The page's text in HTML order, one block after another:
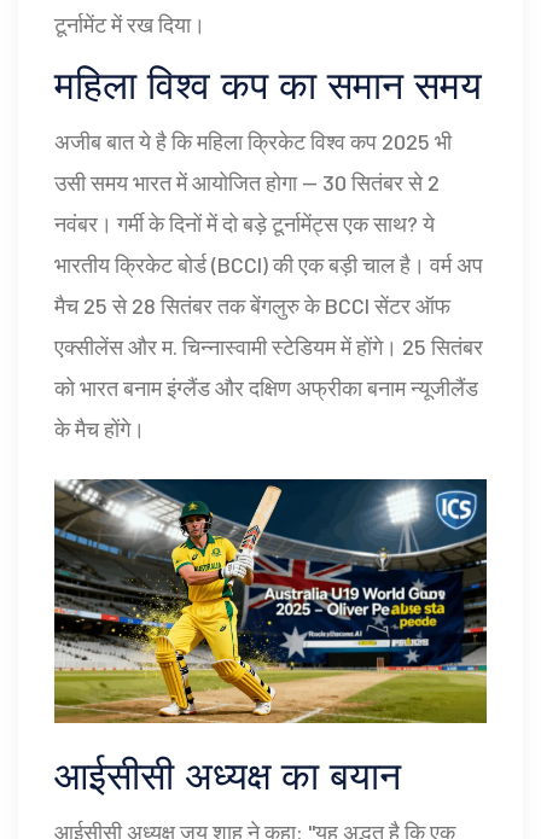
टूर्नामेंट में रख दिया।
महिला विश्व कप का समान समय
अजीब बात ये है किमहिला क्रिकेट विश्व कप 2025 भी
उसी समय भारत में आयोजित होगा — 30 सितंबर से 2
नवंबर। गर्मी के दिनों में दो बड़े टूर्नामेंट्स एक साथ? ये
भारतीय क्रिकेट बोर्ड (BCCI) की एक बड़ी चाल है। वर्म अप
मैच 25 से 28 सितंबर तकबेंगलुरुके BCCI सेंटर ऑफ
एक्सीलेंस औरम. चिन्नास्वामी स्टेडियममें होंगे। 25 सितंबर
को भारत बनाम इंग्लैंड और दक्षिण अफ्रीका बनाम न्यूजीलैंड
के मैच होंगे।
आईसीसी अध्यक्ष का बयान
आईसीसी अध्यक्षजय शाहने कहा: "यह अद्भुत है कि एक